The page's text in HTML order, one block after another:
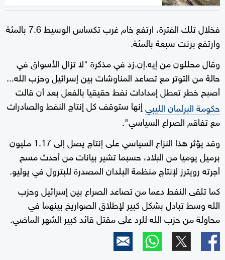
فخلال تلك الفترة، ارتفع خام غرب تكساس الوسيط 7.6 بالمئة
وارتفع برنت سبعة بالمئة.
وقال محللون من إيه.إن.زد في مذكرة "لا تزال الأسواق في
حالة من التوتر مع تصاعد المناوشات بين إسرائيل وحزب الله...
أصبح خطر تعطل إمدادات نفط حقيقيا بالفعل بعد أن قالت
حكومة البرلمان الليبيإنها ستوقف كل إنتاج النفط والصادرات
مع تفاقم الصراع السياسي".
وقد يؤثر هذا النزاع السياسي على إنتاج يصل إلى 1.17 مليون
برميل يوميا من البلاد، حسبما تشير بيانات من أحدث مسح
أجرته رويترز لإنتاج منظمة البلدان المصدرة للبترول في يوليو.
كما تلقى النفط دعما من تصاعد الصراع بين إسرائيل وحزب
الله وسط تبادل بشكل كبير لإطلاق الصواريخ بينهما في
محاولة من حزب الله للرد على مقتل قائد كبير الشهر الماضي.